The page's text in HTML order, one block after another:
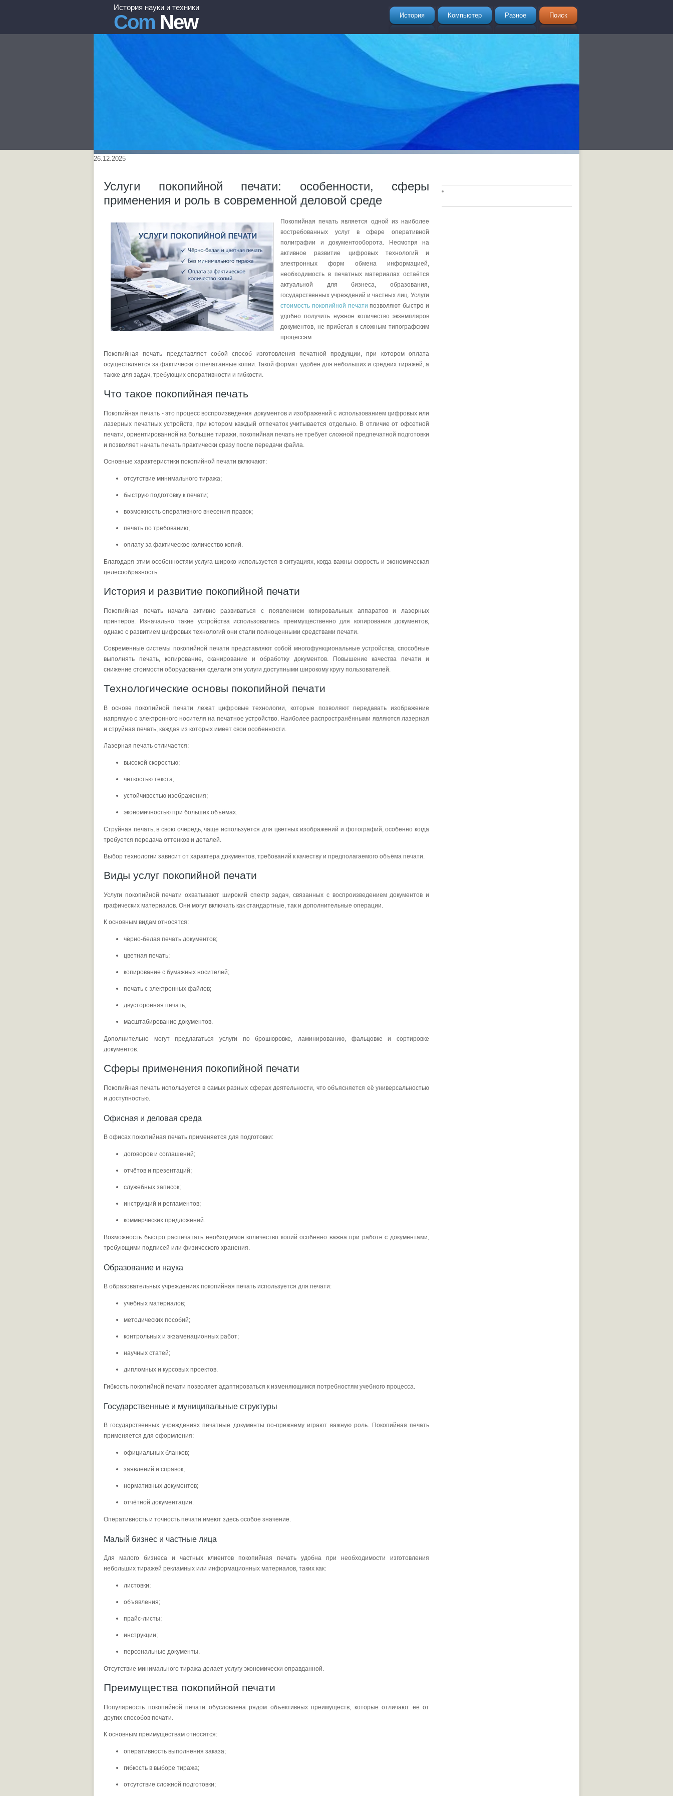
История науки и техники
Com New История Компьютер Разное Поиск
26.12.2025
Услуги покопийной печати: особенности, сферы
применения и роль в современной деловой среде
Покопийная печать является одной из наиболее
востребованных услуг в сфере оперативной
полиграфии и документооборота. Несмотря на
активное развитие цифровых технологий и
электронных форм обмена информацией,
необходимость в печатных материалах остаётся
актуальной для бизнеса, образования,
государственных учреждений и частных лиц. Услуги
стоимость покопийной печати позволяют быстро и
удобно получить нужное количество экземпляров
документов, не прибегая к сложным типографским
процессам.
Покопийная печать представляет собой способ изготовления печатной продукции, при котором оплата
осуществляется за фактически отпечатанные копии. Такой формат удобен для небольших и средних тиражей, а
также для задач, требующих оперативности и гибкости.
Что такое покопийная печать
Покопийная печать - это процесс воспроизведения документов и изображений с использованием цифровых или
лазерных печатных устройств, при котором каждый отпечаток учитывается отдельно. В отличие от офсетной
печати, ориентированной на большие тиражи, покопийная печать не требует сложной предпечатной подготовки
и позволяет начать печать практически сразу после передачи файла.
Основные характеристики покопийной печати включают:
отсутствие минимального тиража;
быструю подготовку к печати;
возможность оперативного внесения правок;
печать по требованию;
оплату за фактическое количество копий.
Благодаря этим особенностям услуга широко используется в ситуациях, когда важны скорость и экономическая
целесообразность.
История и развитие покопийной печати
Покопийная печать начала активно развиваться с появлением копировальных аппаратов и лазерных
принтеров. Изначально такие устройства использовались преимущественно для копирования документов,
однако с развитием цифровых технологий они стали полноценными средствами печати.
Современные системы покопийной печати представляют собой многофункциональные устройства, способные
выполнять печать, копирование, сканирование и обработку документов. Повышение качества печати и
снижение стоимости оборудования сделали эти услуги доступными широкому кругу пользователей.
Технологические основы покопийной печати
В основе покопийной печати лежат цифровые технологии, которые позволяют передавать изображение
напрямую с электронного носителя на печатное устройство. Наиболее распространёнными являются лазерная
и струйная печать, каждая из которых имеет свои особенности.
Лазерная печать отличается:
высокой скоростью;
чёткостью текста;
устойчивостью изображения;
экономичностью при больших объёмах.
Струйная печать, в свою очередь, чаще используется для цветных изображений и фотографий, особенно когда
требуется передача оттенков и деталей.
Выбор технологии зависит от характера документов, требований к качеству и предполагаемого объёма печати.
Виды услуг покопийной печати
Услуги покопийной печати охватывают широкий спектр задач, связанных с воспроизведением документов и
графических материалов. Они могут включать как стандартные, так и дополнительные операции.
К основным видам относятся:
чёрно-белая печать документов;
цветная печать;
копирование с бумажных носителей;
печать с электронных файлов;
двусторонняя печать;
масштабирование документов.
Дополнительно могут предлагаться услуги по брошюровке, ламинированию, фальцовке и сортировке
документов.
Сферы применения покопийной печати
Покопийная печать используется в самых разных сферах деятельности, что объясняется её универсальностью
и доступностью.
Офисная и деловая среда
В офисах покопийная печать применяется для подготовки:
договоров и соглашений;
отчётов и презентаций;
служебных записок;
инструкций и регламентов;
коммерческих предложений.
Возможность быстро распечатать необходимое количество копий особенно важна при работе с документами,
требующими подписей или физического хранения.
Образование и наука
В образовательных учреждениях покопийная печать используется для печати:
учебных материалов;
методических пособий;
контрольных и экзаменационных работ;
научных статей;
дипломных и курсовых проектов.
Гибкость покопийной печати позволяет адаптироваться к изменяющимся потребностям учебного процесса.
Государственные и муниципальные структуры
В государственных учреждениях печатные документы по-прежнему играют важную роль. Покопийная печать
применяется для оформления:
официальных бланков;
заявлений и справок;
нормативных документов;
отчётной документации.
Оперативность и точность печати имеют здесь особое значение.
Малый бизнес и частные лица
Для малого бизнеса и частных клиентов покопийная печать удобна при необходимости изготовления
небольших тиражей рекламных или информационных материалов, таких как:
листовки;
объявления;
прайс-листы;
инструкции;
персональные документы.
Отсутствие минимального тиража делает услугу экономически оправданной.
Преимущества покопийной печати
Популярность покопийной печати обусловлена рядом объективных преимуществ, которые отличают её от
других способов печати.
К основным преимуществам относятся:
оперативность выполнения заказа;
гибкость в выборе тиража;
отсутствие сложной подготовки;